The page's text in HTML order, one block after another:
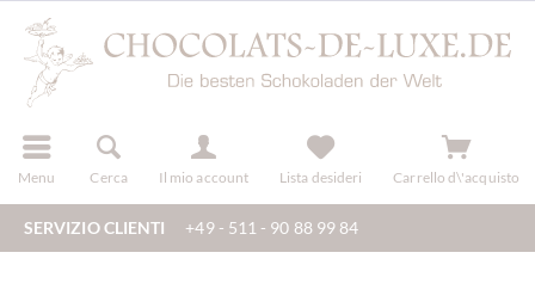
Menu Cerca Il mio account
registra Lista desideri Carrello d\'acquisto
SERVIZIO CLIENTI +49 - 511 - 90 88 99 84